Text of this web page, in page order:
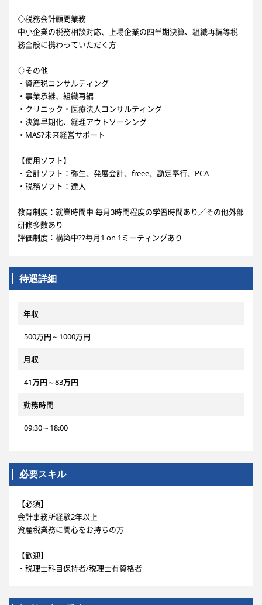
◇税務会計顧問業務
中小企業の税務相談対応、上場企業の四半期決算、組織再編等税
務全般に携わっていただく方
◇その他
・資産税コンサルティング
・事業承継、組織再編
・クリニック・医療法人コンサルティング
・決算早期化、経理アウトソーシング
・MAS?未来経営サポート
【使用ソフト】
・会計ソフト：弥生、発展会計、freee、勘定奉行、PCA
・税務ソフト：達人
教育制度：就業時間中 毎月3時間程度の学習時間あり／その他外部
研修多数あり
評価制度：構築中??毎月1 on 1ミーティングあり
待遇詳細
年収
500万円～1000万円
月収
41万円～83万円
勤務時間
09:30～18:00
必要スキル
【必須】
会計事務所経験2年以上
資産税業務に関心をお持ちの方
【歓迎】
・税理士科目保持者/税理士有資格者